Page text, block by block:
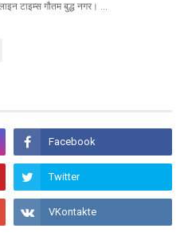
टाइम्स गौतम बुद्ध नगर। …